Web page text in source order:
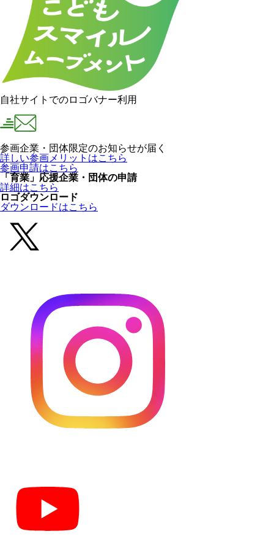
自社サイトでのロゴバナー利用
参画企業・団体限定のお知らせが届く
詳しい参画メリットはこちら
参画申請はこちら
「育業」応援企業・団体の申請
詳細はこちら
ロゴダウンロード
ダウンロードはこちら